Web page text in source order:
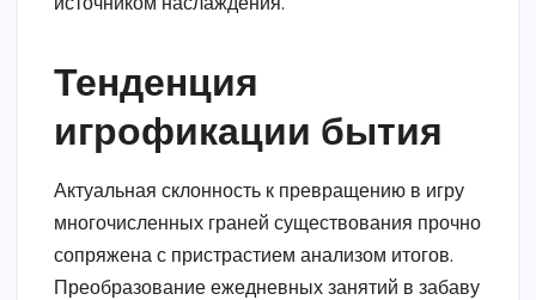
источником наслаждения.
Тенденция
игрофикации бытия
Актуальная склонность к превращению в игру
многочисленных граней существования прочно
сопряжена с пристрастием анализом итогов.
Преобразование ежедневных занятий в забаву